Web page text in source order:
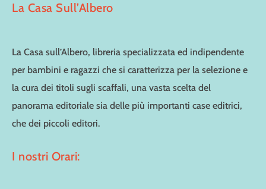
La Casa Sull’Albero
La Casa sull’Albero, libreria specializzata ed indipendente
per bambini e ragazzi che si caratterizza per la selezione e
la cura dei titoli sugli scaffali, una vasta scelta del
panorama editoriale sia delle più importanti case editrici,
che dei piccoli editori.
I nostri Orari: